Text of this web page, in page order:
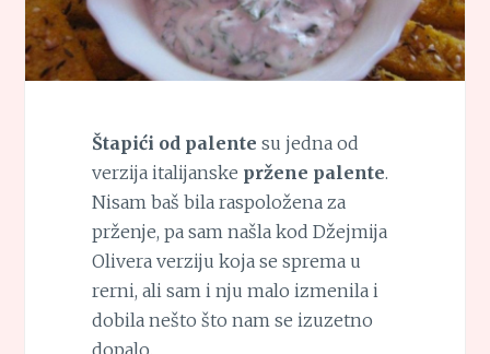
Štapići od palente su jedna od
verzija italijanske pržene palente.
Nisam baš bila raspoložena za
prženje, pa sam našla kod Džejmija
Olivera verziju koja se sprema u
rerni, ali sam i nju malo izmenila i
dobila nešto što nam se izuzetno
dopalo.